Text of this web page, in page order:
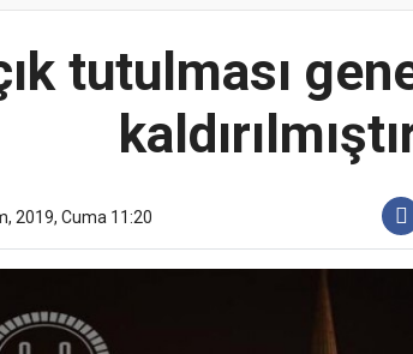
Hutbesi
tutulması
2019, Cuma 11:20